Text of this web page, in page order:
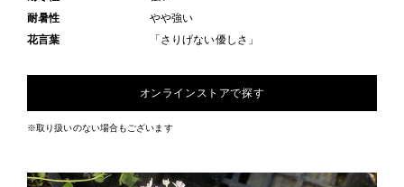
耐暑性
やや強い
花言葉
「さりげない優しさ」
オンラインストアで探す
※取り扱いのない場合もございます